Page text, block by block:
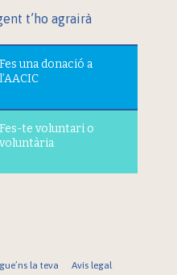
t’ho agrairà
Fes una donació a
l’AACIC
Fes-te voluntari o
voluntària
la teva Avís legal